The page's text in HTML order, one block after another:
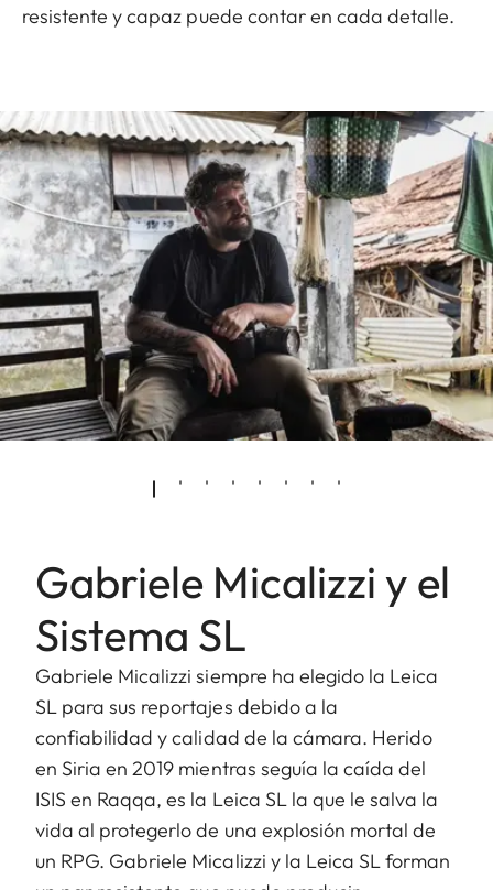
resistente y capaz puede contar en cada detalle.
Gabriele Micalizzi y el
Sistema SL
Gabriele Micalizzi siempre ha elegido la Leica
SL para sus reportajes debido a la
confiabilidad y calidad de la cámara. Herido
en Siria en 2019 mientras seguía la caída del
ISIS en Raqqa, es la Leica SL la que le salva la
vida al protegerlo de una explosión mortal de
un RPG. Gabriele Micalizzi y la Leica SL forman